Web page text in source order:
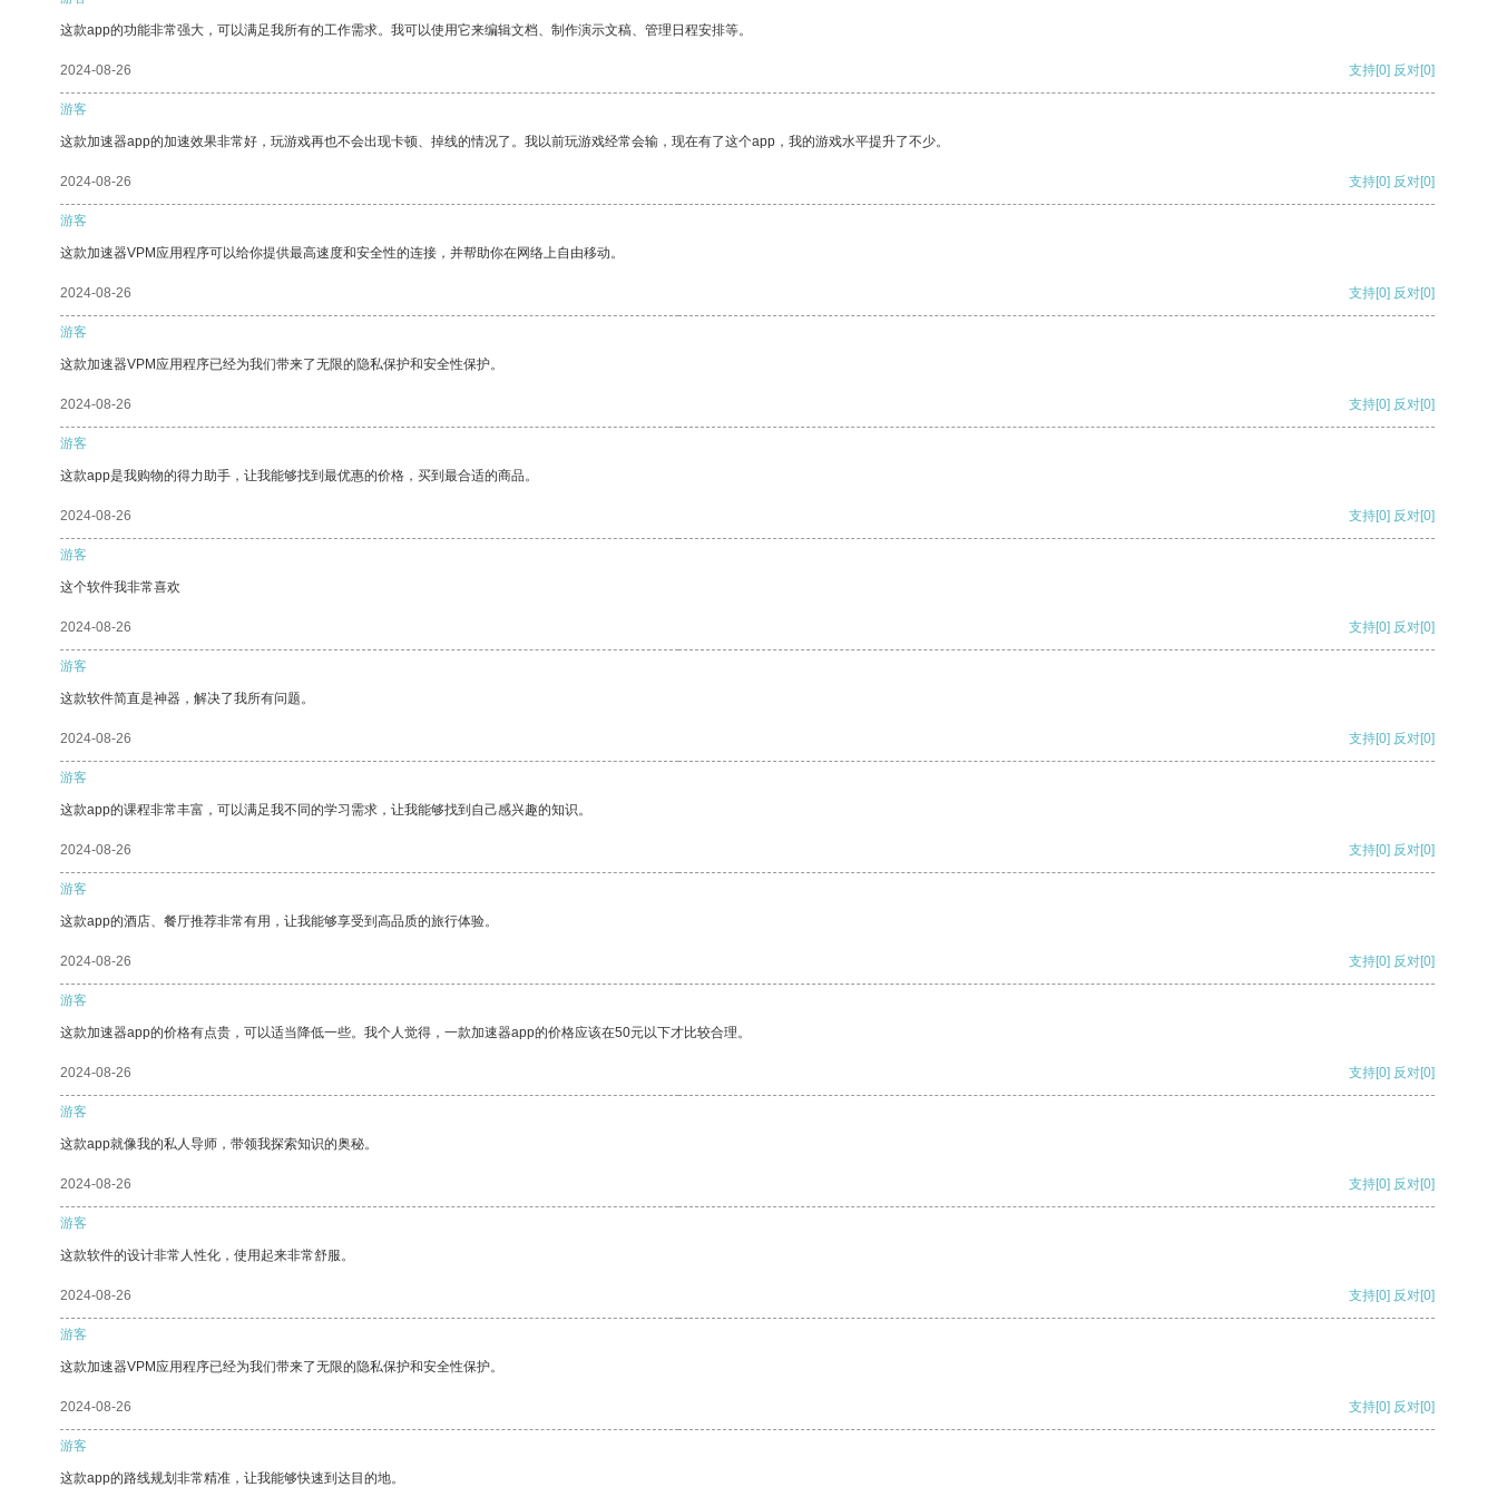
这款app的功能非常强大，可以满足我所有的工作需求。我可以使用它来编辑文档、制作演示文稿、管理日程安排等。
2024-08-26 支持[0] 反对[0]
游客
这款加速器app的加速效果非常好，玩游戏再也不会出现卡顿、掉线的情况了。我以前玩游戏经常会输，现在有了这个app，我的游戏水平提升了不少。
2024-08-26 支持[0] 反对[0]
游客
这款加速器VPM应用程序可以给你提供最高速度和安全性的连接，并帮助你在网络上自由移动。
2024-08-26 支持[0] 反对[0]
游客
这款加速器VPM应用程序已经为我们带来了无限的隐私保护和安全性保护。
2024-08-26 支持[0] 反对[0]
游客
这款app是我购物的得力助手，让我能够找到最优惠的价格，买到最合适的商品。
2024-08-26 支持[0] 反对[0]
游客
这个软件我非常喜欢
2024-08-26 支持[0] 反对[0]
游客
这款软件简直是神器，解决了我所有问题。
2024-08-26 支持[0] 反对[0]
游客
这款app的课程非常丰富，可以满足我不同的学习需求，让我能够找到自己感兴趣的知识。
2024-08-26 支持[0] 反对[0]
游客
这款app的酒店、餐厅推荐非常有用，让我能够享受到高品质的旅行体验。
2024-08-26 支持[0] 反对[0]
游客
这款加速器app的价格有点贵，可以适当降低一些。我个人觉得，一款加速器app的价格应该在50元以下才比较合理。
2024-08-26 支持[0] 反对[0]
游客
这款app就像我的私人导师，带领我探索知识的奥秘。
2024-08-26 支持[0] 反对[0]
游客
这款软件的设计非常人性化，使用起来非常舒服。
2024-08-26 支持[0] 反对[0]
游客
这款加速器VPM应用程序已经为我们带来了无限的隐私保护和安全性保护。
2024-08-26 支持[0] 反对[0]
游客
这款app的路线规划非常精准，让我能够快速到达目的地。